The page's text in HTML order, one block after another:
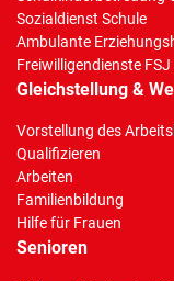
Sozialdienst Schule
Ambulante
Freiwilligendienste FSJ
Gleichstellung &
Vorstellung des
Qualifizieren
Arbeiten
Familienbildung
Hilfe für Frauen
Senioren